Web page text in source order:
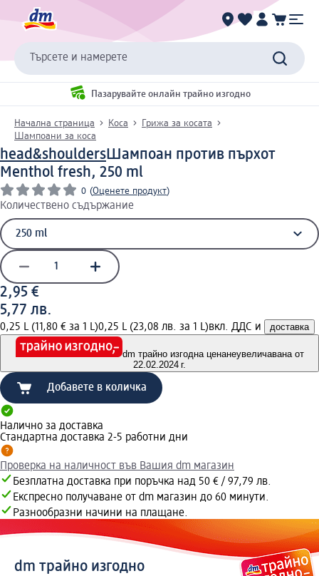
Търсете и намерете
Пазарувайте онлайн трайно изгодно
Начална страница Коса
Грижа за косата
Шампоани за коса
head&shouldersШампоан против пърхот
Menthol fresh, 250 ml
0 (Оценете продукт)
Количествено съдържание
2,95 €
5,77 лв.
0,25 L (11,80 € за 1 L)0,25 L (23,08 лв. за 1 L)вкл. ДДС и доставка
dm трайно изгодна ценанеувеличавана от
22.02.2024 г.
Добавете в количка
Налично за доставка
Стандартна доставка 2-5 работни дни
Проверка на наличност във Вашия dm магазин
Безплатна доставка при поръчка над 50 € / 97,79 лв.
Експресно получаване от dm магазин до 60 минути.
Разнообразни начини на плащане.
dm трайно изгодно